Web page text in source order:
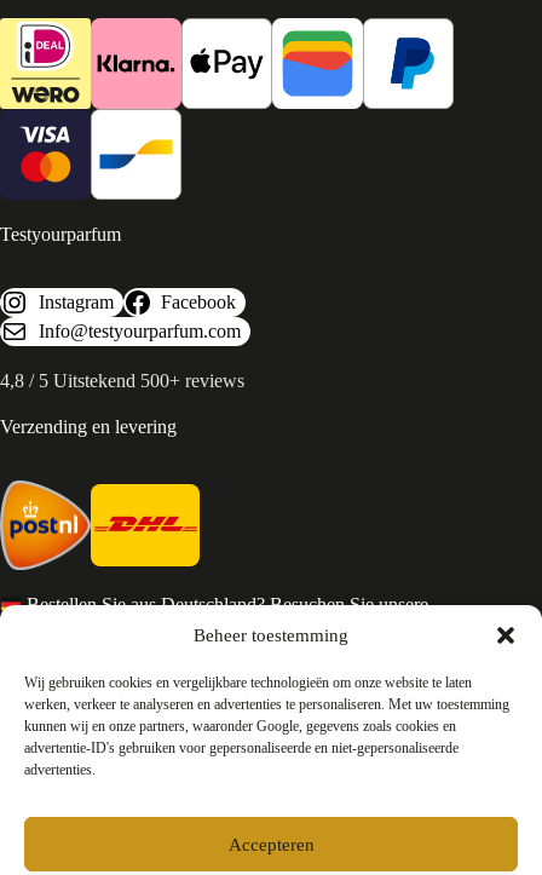
Beheer toestemming
Wij gebruiken cookies en vergelijkbare technologieën om onze website te laten
werken, verkeer te analyseren en advertenties te personaliseren. Met uw toestemming
kunnen wij en onze partners, waaronder Google, gegevens zoals cookies en
advertentie-ID's gebruiken voor gepersonaliseerde en niet-gepersonaliseerde
advertenties.
Accepteren
Testyourparfum
Instagram
Facebook
Info@testyourparfum.com
4,8 / 5 Uitstekend 500+ reviews
Verzending en levering
Bestellen Sie aus Deutschland? Besuchen Sie unsere
Services en Contact
Algemene voorwaarden
Retourneren
Privacy
Contact